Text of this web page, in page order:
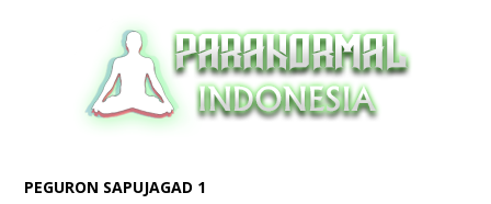
PEGURON SAPUJAGAD 1